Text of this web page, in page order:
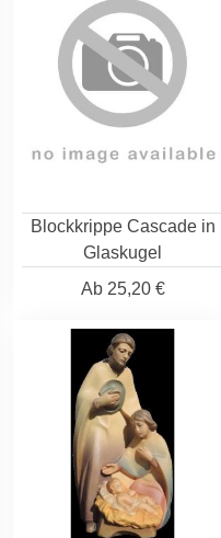
Blockkrippe Cascade in
Glaskugel
Ab25,20 €